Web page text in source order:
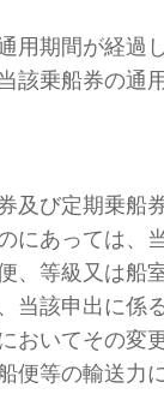
用期間が経過
該乗船券の通
及び定期乗船
にあっては、
、等級又は船
当該申出に係
おいてその変
便等の輸送力